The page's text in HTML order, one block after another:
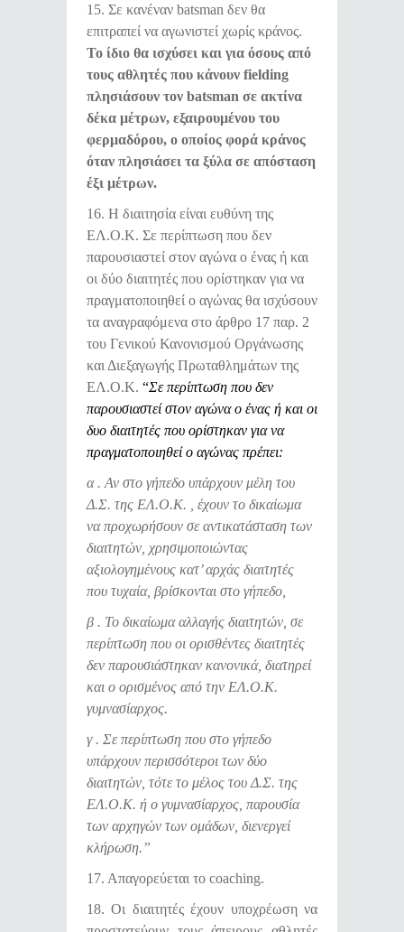
15. Σε κανέναν batsman δεν θα
επιτραπεί να αγωνιστεί χωρίς κράνος.
Το ίδιο θα ισχύσει και για όσους από
τους αθλητές που κάνουν fielding
πλησιάσουν τον batsman σε ακτίνα
δέκα μέτρων, εξαιρουμένου του
φερμαδόρου, ο οποίος φορά κράνος
όταν πλησιάσει τα ξύλα σε απόσταση
έξι μέτρων.
16. Η διαιτησία είναι ευθύνη της
ΕΛ.Ο.Κ. Σε περίπτωση που δεν
παρουσιαστεί στον αγώνα ο ένας ή και
οι δύο διαιτητές που ορίστηκαν για να
πραγματοποιηθεί ο αγώνας θα ισχύσουν
τα αναγραφόμενα στο άρθρο 17 παρ. 2
του Γενικού Κανονισμού Οργάνωσης
και Διεξαγωγής Πρωταθλημάτων της
ΕΛ.Ο.Κ. “Σε περίπτωση που δεν
παρουσιαστεί στον αγώνα ο ένας ή και οι
δυο διαιτητές που ορίστηκαν για να
πραγματοποιηθεί ο αγώνας πρέπει:
α . Αν στο γήπεδο υπάρχουν μέλη του
Δ.Σ. της ΕΛ.Ο.Κ. , έχουν το δικαίωμα
να προχωρήσουν σε αντικατάσταση των
διαιτητών, χρησιμοποιώντας
αξιολογημένους κατ’ αρχάς διαιτητές
που τυχαία, βρίσκονται στο γήπεδο,
β . Το δικαίωμα αλλαγής διαιτητών, σε
περίπτωση που οι ορισθέντες διαιτητές
δεν παρουσιάστηκαν κανονικά, διατηρεί
και ο ορισμένος από την ΕΛ.Ο.Κ.
γυμνασίαρχος.
γ . Σε περίπτωση που στο γήπεδο
υπάρχουν περισσότεροι των δύο
διαιτητών, τότε το μέλος του Δ.Σ. της
ΕΛ.Ο.Κ. ή ο γυμνασίαρχος, παρουσία
των αρχηγών των ομάδων, διενεργεί
κλήρωση.”
17. Απαγορεύεται το coaching.
18. Οι διαιτητές έχουν υποχρέωση να